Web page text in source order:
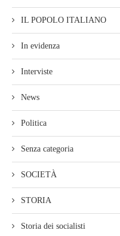
IL POPOLO ITALIANO
In evidenza
Interviste
News
Politica
Senza categoria
SOCIETÀ
STORIA
Storia dei socialisti